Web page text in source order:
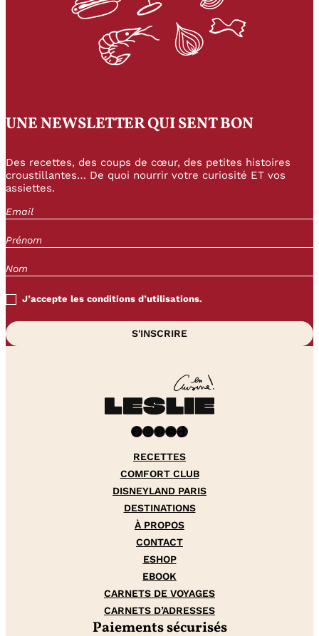
UNE NEWSLETTER QUI SENT BON
Des recettes, des coups de cœur, des petites histoires
croustillantes… De quoi nourrir votre curiosité ET vos
assiettes.
J’accepte les conditions d’utilisations.
Facebook InstagramPinterest YouTube TikTok
RECETTES
COMFORT CLUB
DISNEYLAND PARIS
DESTINATIONS
À PROPOS
CONTACT
ESHOP
EBOOK
CARNETS DE VOYAGES
CARNETS D’ADRESSES
Paiements sécurisés